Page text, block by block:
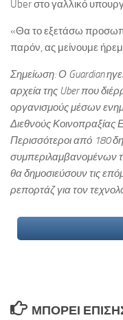
Uber στο γαλλικό
«Θα το εξετάσω
παρόν, ας μείνουμε
Σημείωση: Ο Guardian
αρχεία της Uberπου
οργανισμούς μέσων
Διεθνούς Κοινοπραξίας
Περισσότεροι από 180
συμπεριλαμβανομένων
θα δημοσιεύσουν τις
ρεπορτάζ για τον
ΜΠΟΡΕΊ